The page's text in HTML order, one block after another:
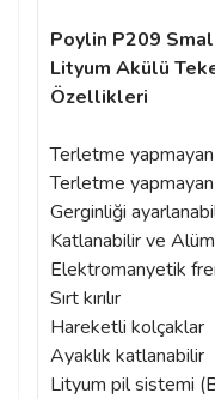
Poylin P209
Lityum Akülü
Özellikleri
Terletme
Terletme
Gerginliği
Katlanabilir ve
Elektromanyetik
Sırt kırılır
Hareketli kolçaklar
Ayaklık katlanabilir
Lityum pil sistemi